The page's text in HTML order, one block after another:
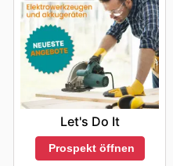
Let's Do It
Prospekt öffnen